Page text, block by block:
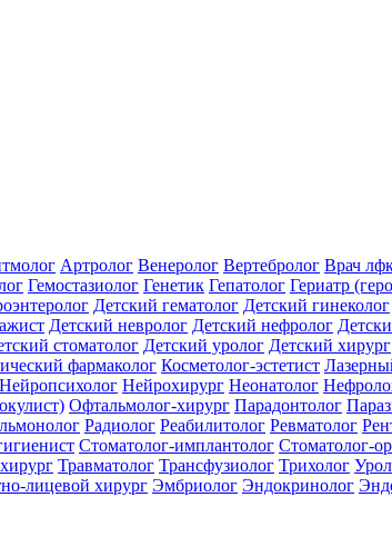
Артролог Венеролог Вертебролог Врач
Гемостазиолог Генетик Гепатолог Гериатр
Детский гематолог Детский гинеколог
Детский невролог Детский нефролог
стоматолог Детский уролог Детский хирург
фармаколог Косметолог-эстетист
Нейропсихолог Нейрохирург Неонатолог
Офтальмолог-хирург Парадонтолог
Радиолог Реабилитолог Ревматолог
Стоматолог-имплантолог Стоматолог-
Травматолог Трансфузиолог Трихолог
лицевой хирург Эмбриолог Эндокринолог